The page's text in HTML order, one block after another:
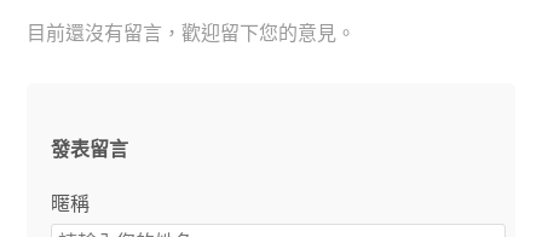
目前還沒有留言，歡迎留下您的意見。
發表留言
暱稱